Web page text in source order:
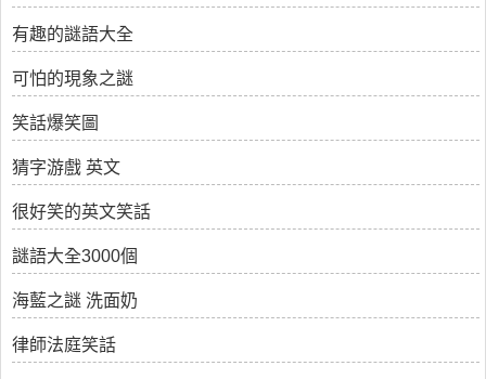
有趣的謎語大全
可怕的現象之謎
笑話爆笑圖
猜字游戲 英文
很好笑的英文笑話
謎語大全3000個
海藍之謎 洗面奶
律師法庭笑話